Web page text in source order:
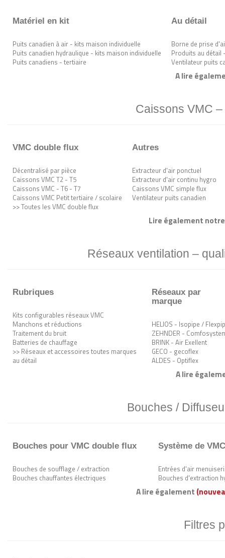
Matériel en kit
Puits canadien à air - kits maison individuelle
Puits canadien hydraulique - kits maison individuelle
Puits canadiens - tertiaire
Au détail
Borne de prise
Produits au détail
Ventilateur puits
A lire
Caissons VMC
VMC double flux
Décentralisé par pièce
Caissons VMC T2 - T5
Caissons VMC - T6 - T7
Caissons VMC Petit tertiaire / scolaire
>> Toutes les VMC double flux
Autres
Extracteur d'air ponctuel
Extracteur d'air continu hygro
Caissons VMC simple flux
Ventilateur puits canadien
Lire également
Réseaux ventilation –
Rubriques
Kits configurables réseaux VMC
Manchons et réductions
Traitement du bruit
Batteries de chauffage
>> Réseaux et accessoires toutes marques
au détail
Réseaux par
marque
HELIOS - Isopipe /
ZEHNDER -
BRINK - Air Exellent
GECO - gecoflex
ALDES - Optiflex
A lire
Bouches /
Bouches pour VMC double flux
Bouches de soufflage / extraction
Bouches chauffantes électriques
Système de
Entrées d'air
Bouches d'extraction
A lire également
Filtres